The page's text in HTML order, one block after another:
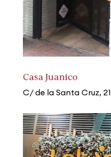
Casa Juanico
C/ de la Santa Cruz, 21